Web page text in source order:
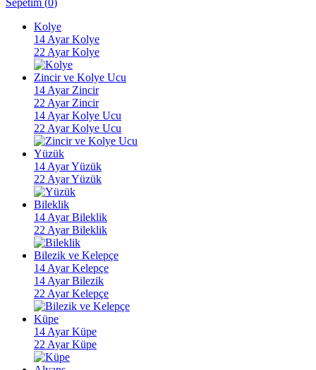
Sepetim (0)
Kolye
14 Ayar Kolye
22 Ayar Kolye
Zincir ve Kolye Ucu
14 Ayar Zincir
22 Ayar Zincir
14 Ayar Kolye Ucu
22 Ayar Kolye Ucu
Yüzük
14 Ayar Yüzük
22 Ayar Yüzük
Bileklik
14 Ayar Bileklik
22 Ayar Bileklik
Bilezik ve Kelepçe
14 Ayar Kelepçe
14 Ayar Bilezik
22 Ayar Kelepçe
Küpe
14 Ayar Küpe
22 Ayar Küpe